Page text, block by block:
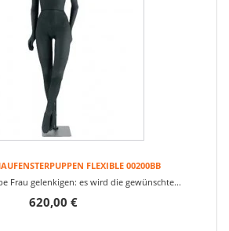
FLEXIBLE 00200BB
Frau gelenkigen: es wird die gewünschte...
620,00 €